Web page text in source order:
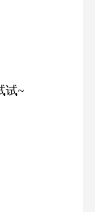
试~